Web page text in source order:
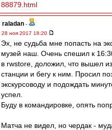
88879.html
raladan -
28 ноя 2017 18:20
Эх, не судьба мне попасть на
музей наш. Очень спешил к
в rwstore, доложил, что вышел
станции и бегу к ним. Просил
экскурсоводу и подождать
успел.
Буду в командировке, опять
Матча не видел, но чердак -